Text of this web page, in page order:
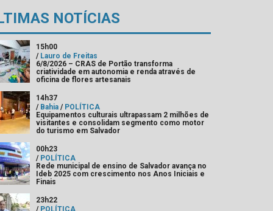
NOTÍCIAS
15h00
/ Lauro de Freitas
6/8/2026 – CRAS de Portão transforma
criatividade em autonomia e renda através de
oficina de flores artesanais
14h37
/ Bahia / POLÍTICA
Equipamentos culturais ultrapassam 2 milhões de
visitantes e consolidam segmento como motor
do turismo em Salvador
00h23
/ POLÍTICA
Rede municipal de ensino de Salvador avança no
Ideb 2025 com crescimento nos Anos Iniciais e
Finais
23h22
/ POLÍTICA